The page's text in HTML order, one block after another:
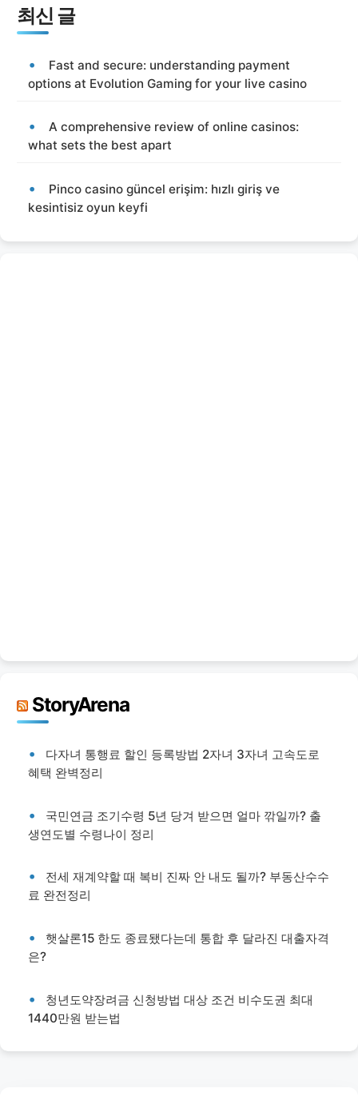
최신 글
Fast and secure: understanding payment
options at Evolution Gaming for your live casino
A comprehensive review of online casinos:
what sets the best apart
Pinco casino güncel erişim: hızlı giriş ve
kesintisiz oyun keyfi
StoryArena
다자녀 통행료 할인 등록방법 2자녀 3자녀 고속도로
혜택 완벽정리
국민연금 조기수령 5년 당겨 받으면 얼마 깎일까? 출
생연도별 수령나이 정리
전세 재계약할 때 복비 진짜 안 내도 될까? 부동산수수
료 완전정리
햇살론15 한도 종료됐다는데 통합 후 달라진 대출자격
은?
청년도약장려금 신청방법 대상 조건 비수도권 최대
1440만원 받는법